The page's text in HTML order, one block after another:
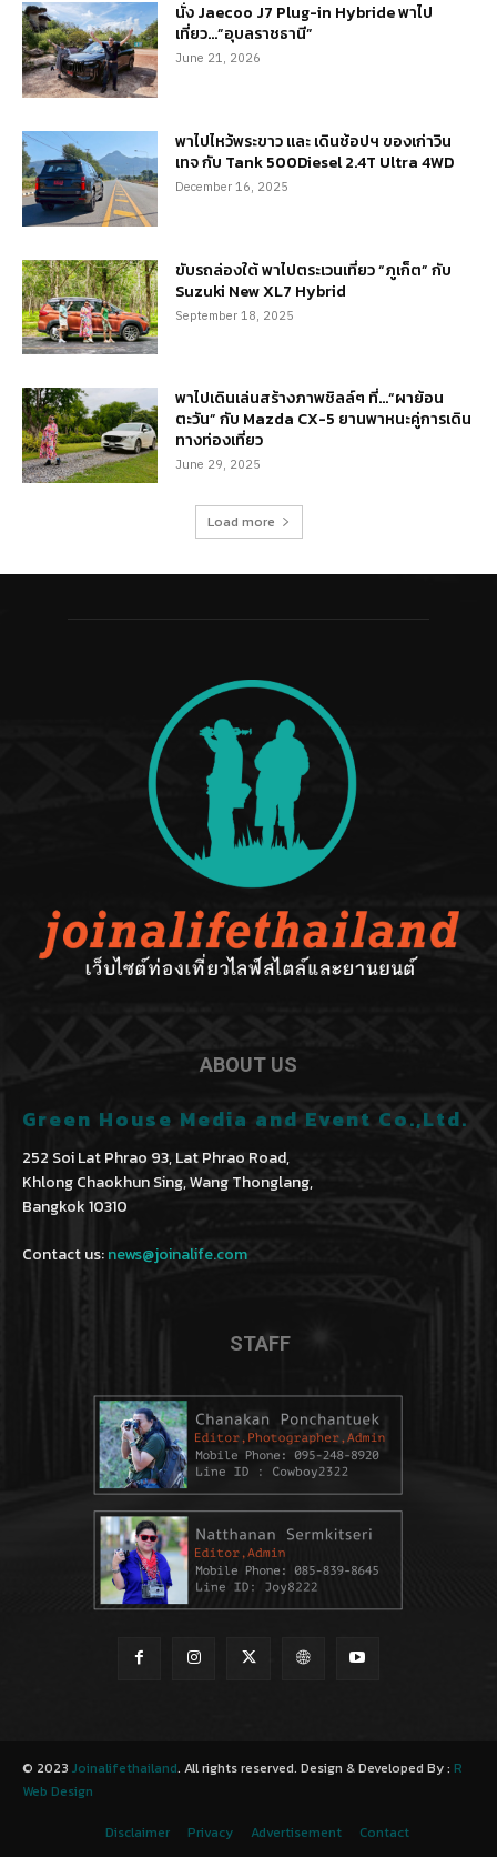
นั่ง Jaecoo J7 Plug-in Hybride พาไป
เที่ยว…”อุบลราชธานี”
June 21, 2026
พาไปไหว้พระขาว และ เดินช้อปฯ ของเก่าวิน
เทจ กับ Tank 500Diesel 2.4T Ultra 4WD
December 16, 2025
ขับรถล่องใต้ พาไปตระเวนเที่ยว “ภูเก็ต” กับ
Suzuki New XL7 Hybrid
September 18, 2025
พาไปเดินเล่นสร้างภาพชิลล์ๆ ที่…“ผาย้อน
ตะวัน” กับ Mazda CX-5 ยานพาหนะคู่การเดิน
ทางท่องเที่ยว
June 29, 2025
Load more
ABOUT US
Green House Media and Event Co.,Ltd.
252 Soi Lat Phrao 93, Lat Phrao Road,
Khlong Chaokhun Sing, Wang Thonglang,
Bangkok 10310
Contact us:news@joinalife.com
STAFF
© 2023 Joinalifethailand. All rights reserved. Design & Developed By : R
Web Design
Disclaimer Privacy Advertisement Contact